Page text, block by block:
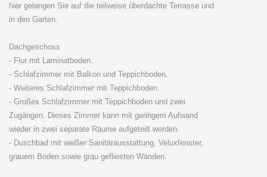
hier gelangen Sie auf die teilweise überdachte Terrasse und
in den Garten.
Dachgeschoss
- Flur mit Laminatboden.
- Schlafzimmer mit Balkon und Teppichboden.
- Weiteres Schlafzimmer mit Teppichboden.
- Großes Schlafzimmer mit Teppichboden und zwei
Zugängen. Dieses Zimmer kann mit geringem Aufwand
wieder in zwei separate Räume aufgeteilt werden.
- Duschbad mit weißer Sanitärausstattung, Veluxfenster,
grauem Boden sowie grau gefliesten Wänden.